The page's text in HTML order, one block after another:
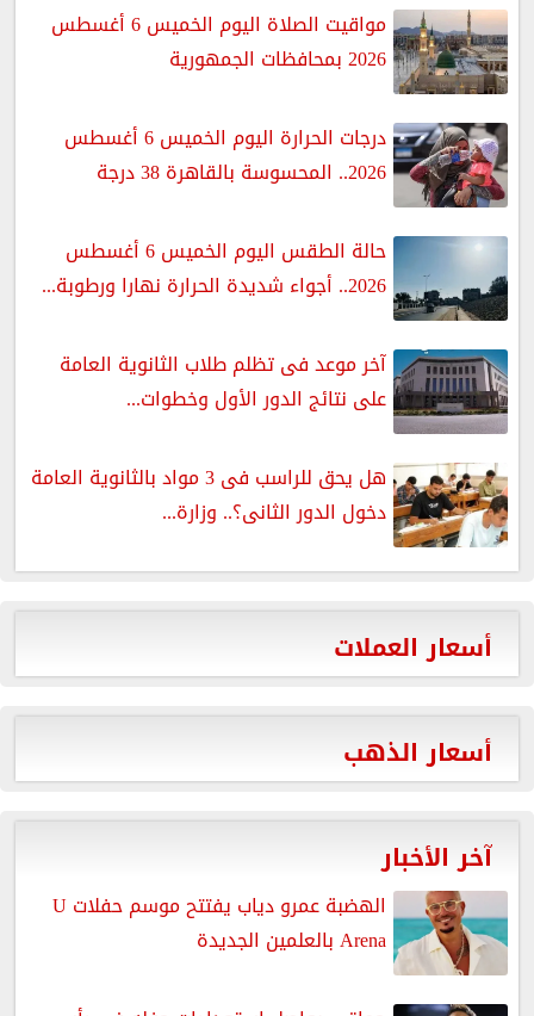
مواقيت الصلاة اليوم الخميس 6 أغسطس
2026 بمحافظات الجمهورية
درجات الحرارة اليوم الخميس 6 أغسطس
2026.. المحسوسة بالقاهرة 38 درجة
حالة الطقس اليوم الخميس 6 أغسطس
2026.. أجواء شديدة الحرارة نهارا ورطوبة...
آخر موعد فى تظلم طلاب الثانوية العامة
على نتائج الدور الأول وخطوات...
هل يحق للراسب فى 3 مواد بالثانوية العامة
دخول الدور الثانى؟.. وزارة...
أسعار العملات
أسعار الذهب
آخر الأخبار
الهضبة عمرو دياب يفتتح موسم حفلات U
Arena بالعلمين الجديدة